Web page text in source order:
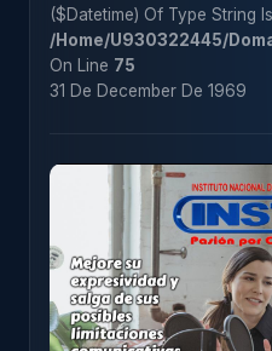
($datetime) Of Type String
/home/u930322445/
On Line 75
31 De December De 1969